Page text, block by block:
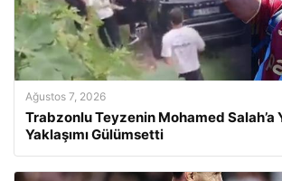
Ağustos 7, 2026
Trabzonlu Teyzenin Mohamed Salah’a
Yaklaşımı Gülümsetti